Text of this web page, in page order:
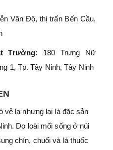
Văn Độ, thị trấn Bến Cầu,
Trường:
180 Trưng Nữ
1, Tp. Tây Ninh, Tây Ninh
vẻ lạ nhưng lại là đặc sản
Do loài mối sống ở núi
chín, chuối và lá thuốc